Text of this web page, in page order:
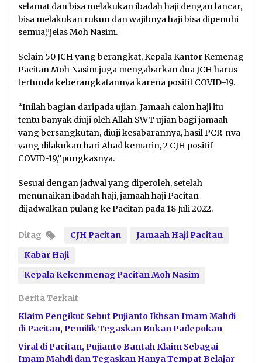
selamat dan bisa melakukan ibadah haji dengan lancar,
bisa melakukan rukun dan wajibnya haji bisa dipenuhi
semua,”jelas Moh Nasim.
Selain 50 JCH yang berangkat, Kepala Kantor Kemenag
Pacitan Moh Nasim juga mengabarkan dua JCH harus
tertunda keberangkatannya karena positif COVID-19.
“Inilah bagian daripada ujian. Jamaah calon haji itu
tentu banyak diuji oleh Allah SWT ujian bagi jamaah
yang bersangkutan, diuji kesabarannya, hasil PCR-nya
yang dilakukan hari Ahad kemarin, 2 CJH positif
COVID-19,”pungkasnya.
Sesuai dengan jadwal yang diperoleh, setelah
menunaikan ibadah haji, jamaah haji Pacitan
dijadwalkan pulang ke Pacitan pada 18 Juli 2022.
Ditag CJH Pacitan
Jamaah Haji Pacitan
Kabar Haji
Kepala Kekenmenag Pacitan Moh Nasim
Berita Terkait
Klaim Pengikut Sebut Pujianto Ikhsan Imam Mahdi
di Pacitan, Pemilik Tegaskan Bukan Padepokan
Viral di Pacitan, Pujianto Bantah Klaim Sebagai
Imam Mahdi dan Tegaskan Hanya Tempat Belajar